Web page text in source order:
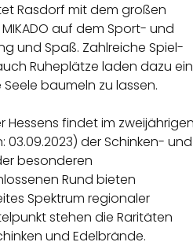
Rasdorf mit dem großen
auf dem Sport- und
und Spaß. Zahlreiche Spiel-
Ruheplätze laden dazu
baumeln zu lassen.
findet im
03.09.2023) der Schinken- und
besonderen
Rund bieten
Spektrum regionaler
stehen die Raritäten
und Edelbrände.